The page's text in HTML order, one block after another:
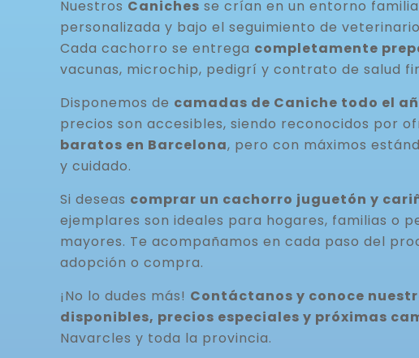
Nuestros Caniches se crían en un entorno
personalizada y bajo el seguimiento de
Cada cachorro se entrega completamente
vacunas, microchip, pedigrí y contrato de salud
Disponemos de camadas de Caniche todo el
precios son accesibles, siendo reconocidos por
baratos en Barcelona, pero con máximos
y cuidado.
Si deseas comprar un cachorro juguetón y
ejemplares son ideales para hogares, familias o
mayores. Te acompañamos en cada paso del
adopción o compra.
¡No lo dudes más! Contáctanos y conoce
disponibles, precios especiales y próximas
Navarcles y toda la provincia.